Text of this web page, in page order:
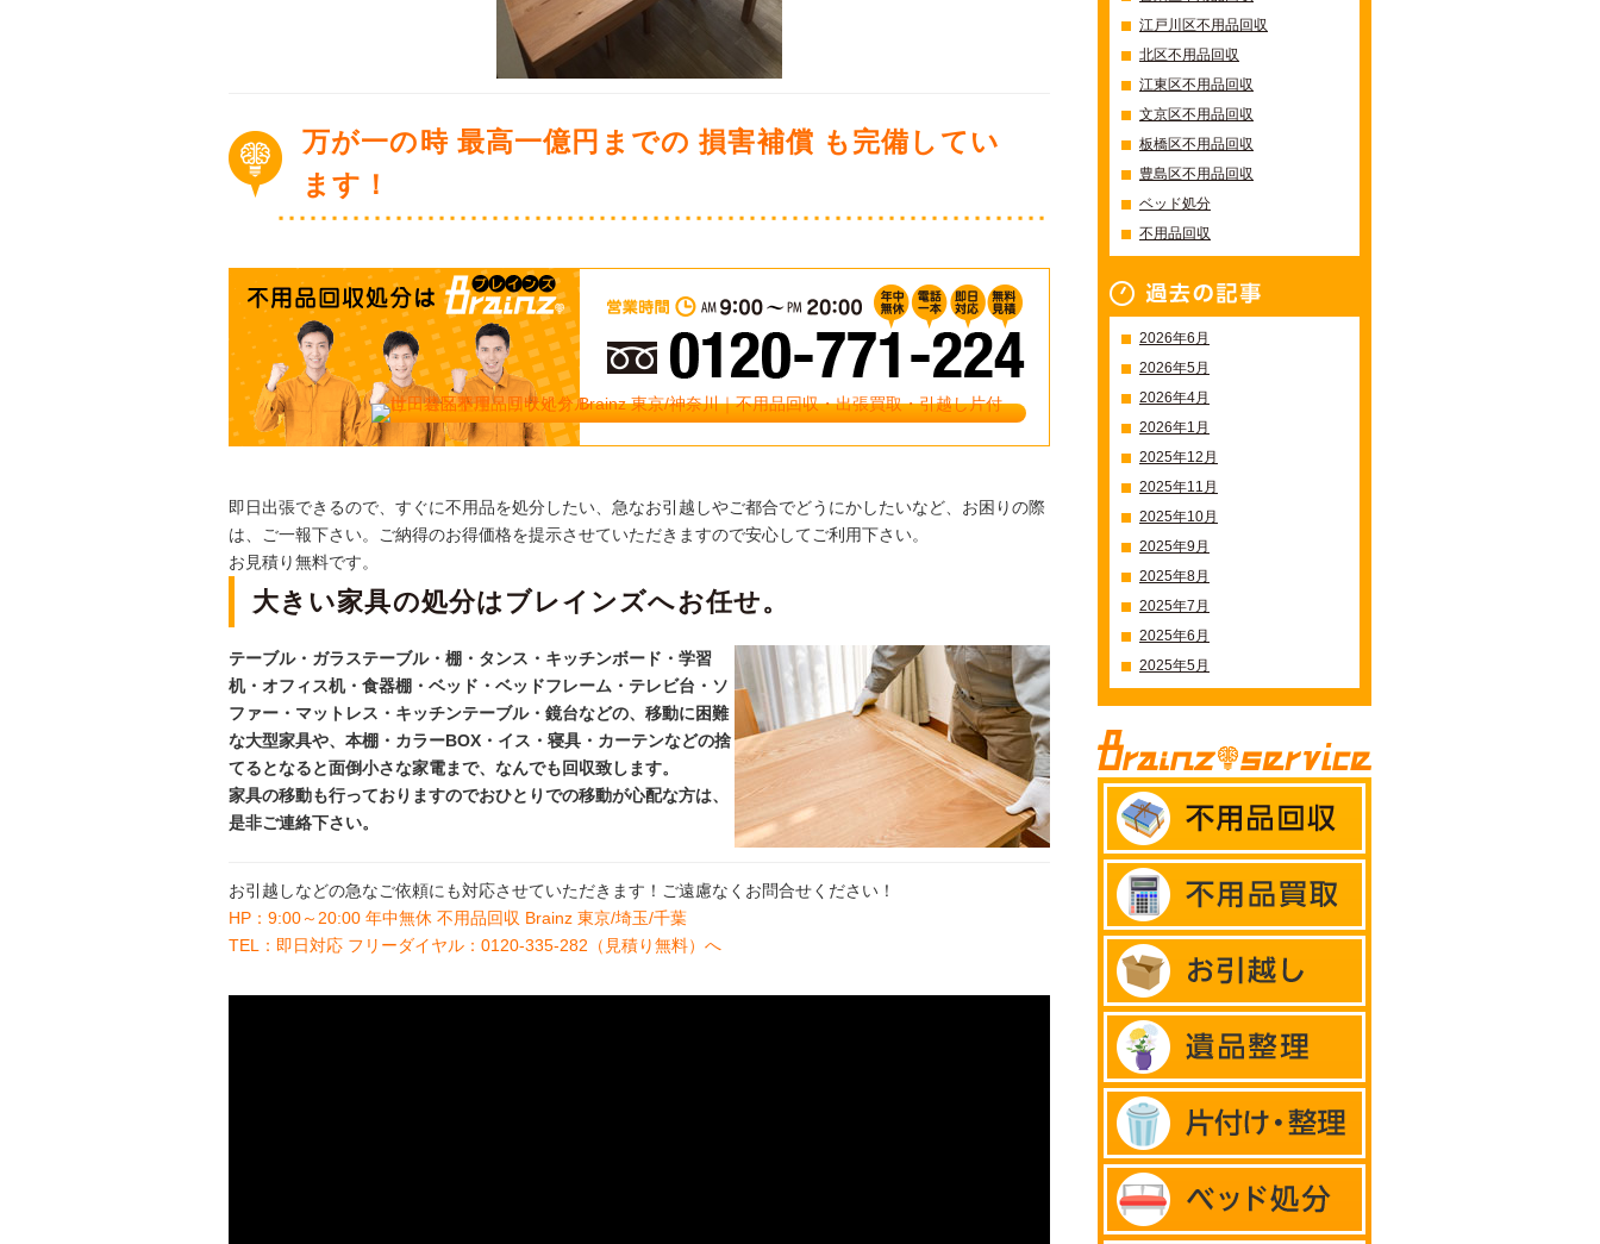
万が一の時 最高一億円までの 損害補償 も完備してい
ます！
即日出張できるので、すぐに不用品を処分したい、急なお引越しやご都合でどうにかしたいなど、お困りの際
は、ご一報下さい。ご納得のお得価格を提示させていただきますので安心してご利用下さい。
お見積り無料です。
大きい家具の処分はブレインズへお任せ。
テーブル・ガラステーブル・棚・タンス・キッチンボード・学習
机・オフィス机・食器棚・ベッド・ベッドフレーム・テレビ台・ソ
ファー・マットレス・キッチンテーブル・鏡台などの、移動に困難
な大型家具や、本棚・カラーBOX・イス・寝具・カーテンなどの捨
てるとなると面倒小さな家電まで、なんでも回収致します。
家具の移動も行っておりますのでおひとりでの移動が心配な方は、
是非ご連絡下さい。
お引越しなどの急なご依頼にも対応させていただきます！ご遠慮なくお問合せください！
HP：9:00～20:00 年中無休 不用品回収 Brainz 東京/埼玉/千葉
TEL：即日対応 フリーダイヤル：0120-335-282（見積り無料）へ
江戸川区不用品回収
北区不用品回収
江東区不用品回収
文京区不用品回収
板橋区不用品回収
豊島区不用品回収
ベッド処分
不用品回収
2026年6月
2026年5月
2026年4月
2026年1月
2025年12月
2025年11月
2025年10月
2025年9月
2025年8月
2025年7月
2025年6月
2025年5月